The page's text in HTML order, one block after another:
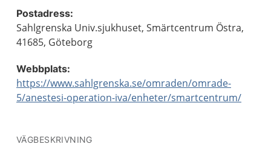
Postadress:
Sahlgrenska Univ.sjukhuset, Smärtcentrum Östra,
41685, Göteborg
Webbplats:
https://www.sahlgrenska.se/omraden/omrade-
5/anestesi-operation-iva/enheter/smartcentrum/
VÄGBESKRIVNING